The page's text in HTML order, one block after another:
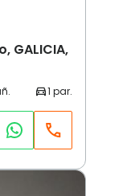
GALICIA,